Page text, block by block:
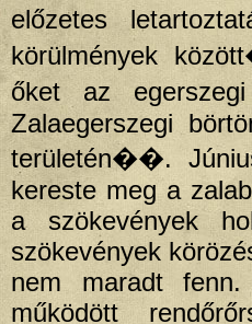
előzetes
körülmények
őket az
Zalaegerszegi
területén��.
kereste meg a
a szökevények
szökevények
nem maradt
működött